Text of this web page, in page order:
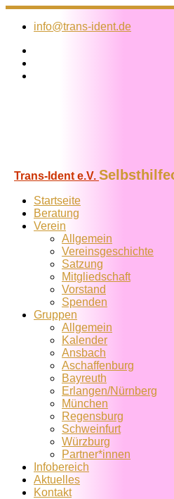
Zum
Inhalt
info@trans-ident.de
Trans-Ident e.V.
Startseite
Beratung
Verein
Allgemein
Vereins­geschichte
Satzung
Mitglied­schaft
Vorstand
Spenden
Gruppen
Allgemein
Kalender
Ansbach
Aschaffenburg
Bayreuth
Erlangen/Nürnberg
München
Regensburg
Schweinfurt
Würzburg
Partner*innen
Infobereich
Aktuelles
Kontakt